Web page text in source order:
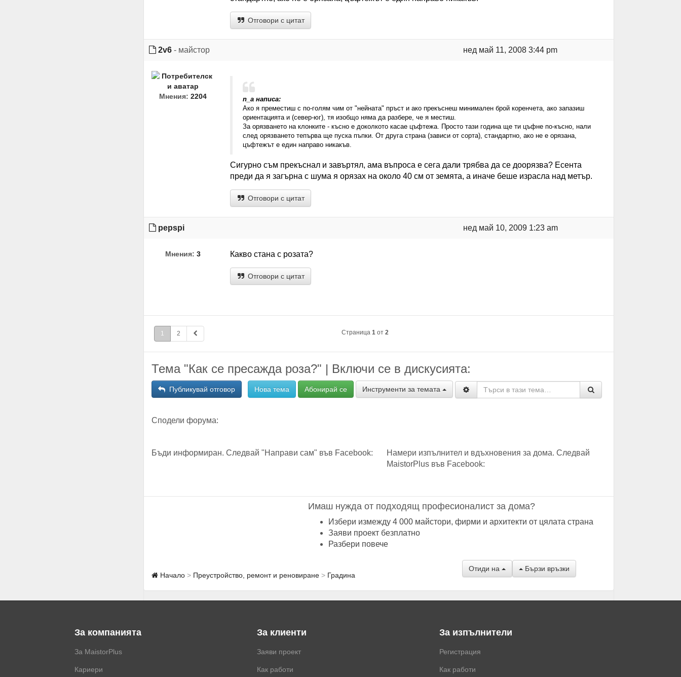
Отговори с цитат
2v6 - майстор нед май 11, 2008 3:44 pm
Мнения: 2204
n_a написа:
Ако я преместиш с по-голям чим от "нейната" пръст и ако прекъснеш минимален брой коренчета, ако запазиш
ориентацията и (север-юг), тя изобщо няма да разбере, че я местиш.
За орязването на клонките - късно е доколкото касае цъфтежа. Просто тази година ще ти цъфне по-късно, нали
след орязването тепърва ще пуска пъпки. От друга страна (зависи от сорта), стандартно, ако не е орязана,
цъфтежът е един направо никакъв.
Сигурно съм прекъснал и завъртял, ама въпроса е сега дали трябва да се доорязва? Есента
преди да я загърна с шума я орязах на около 40 см от земята, а иначе беше израсла над метър.
Отговори с цитат
pepspi нед май 10, 2009 1:23 am
Мнения: 3 Какво стана с розата?
Отговори с цитат
1 2 Страница 1 от 2
Тема "Как се пресажда роза?" | Включи се в дискусията:
Публикувай отговор Нова тема Абонирай се Инструменти за темата
Сподели форума:
Бъди информиран. Следвай "Направи сам" във Facebook:
Намери изпълнител и вдъхновения за дома. Следвай
MaistorPlus във Facebook:
Имаш нужда от подходящ професионалист за дома?
Избери измежду 4 000 майстори, фирми и архитекти от цялата страна
Заяви проект безплатно
Разбери повече
Начало Преустройство, ремонт и реновиране Градина
Отиди на Бързи връзки
За компанията
За MaistorPlus
Кариери
За клиенти
Заяви проект
Как работи
За изпълнители
Регистрация
Как работи